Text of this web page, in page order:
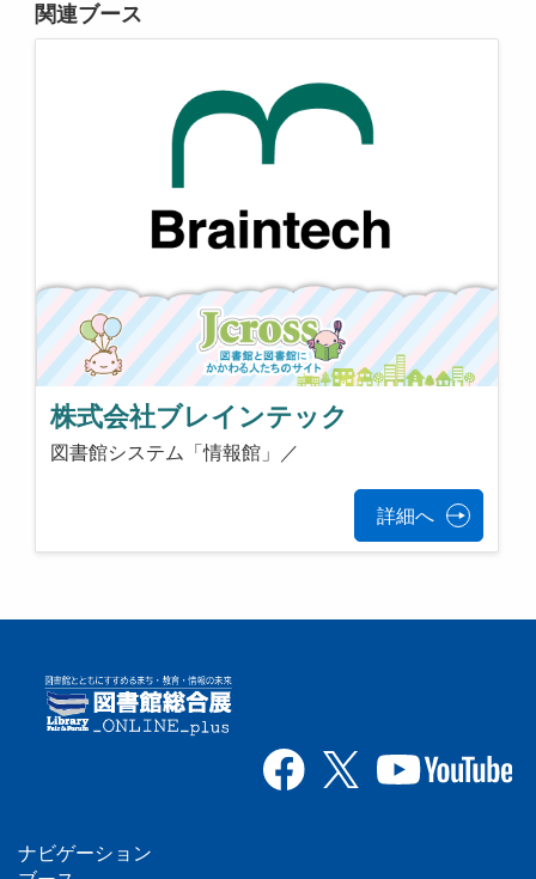
関連ブース
株式会社ブレインテック
図書館システム「情報館」／
詳細へ
ナビゲーション